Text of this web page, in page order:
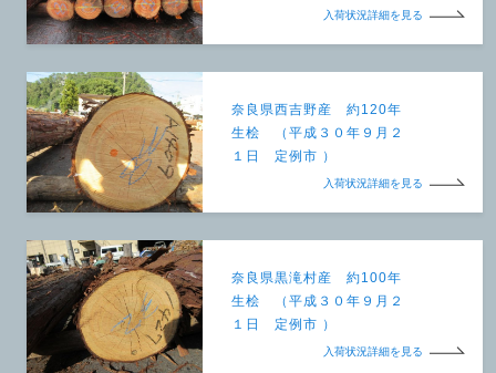
入荷状況詳細を見る
奈良県西吉野産 約120年
生桧 （平成３０年９月２
１日 定例市 ）
入荷状況詳細を見る
奈良県黒滝村産 約100年
生桧 （平成３０年９月２
１日 定例市 ）
入荷状況詳細を見る